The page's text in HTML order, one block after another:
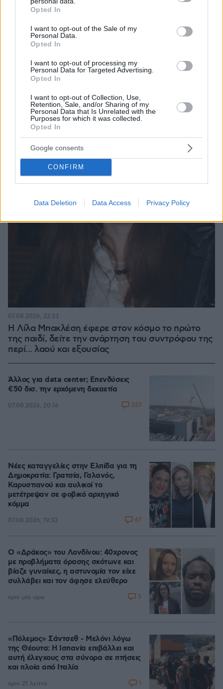
grant or deny consent to Google and its third-party tags to
use your data for below specified purposes in below Google
consent section.
Opted In
I want to opt-out of the Sale of my
Personal Data.
Opted In
I want to opt-out of processing my
Personal Data for Targeted Advertising.
Opted In
I want to opt-out of Collection, Use,
Retention, Sale, and/or Sharing of my
Personal Data that Is Unrelated with the
Purposes for which it was collected.
Opted In
Google consents
CONFIRM
Data Deletion Data Access Privacy Policy
Ελλάδα που γερνάει: Τα... δύο ταψιά μεσημεριανό,
τα επιδόματα, η καθημερινότητά τους
07.08.2026, 15:59
Η Λίλα Μπακλέση έφερε στον κόσμο το πρώτο
της παιδί, δείτε την ανάρτηση του συντρόφου της
περί... λαού και εξουσίας
07.08.2026, 22:23
Άλλος για data center; Επενδύσεις
€50 δισ. την ερχόμενη δεκαετία
07.08.2026, 20:16 227
Νέες καταγγελίες στην Ελπίδα για τη
Δημοκρατία: Γρατσία, Γαλανός,
Καρυστιανού και αυλικοί το
μετέτρεψαν σε φοβικό αρχηγικό
κόμμα
07.08.2026, 19:33 67
Ο «Δράκος» του Λονδίνου: 40χρονος
με προβλήματα όρασης σκότωνε και
βίαζε γυναίκες, η αστυνομία τον είχε
συλλάβει και τον άφησε ελεύθερο
πριν μία ώρα 5
«Πόλεμος» Σάντσεθ - Μελόνι λόγω
της Θέουτα: Η Ισπανία επιβάλλει και
αυτή έλεγχους στα σύνορα σε πτήσεις
και πλοία από Ιταλία
πριν 21 λεπτά 1